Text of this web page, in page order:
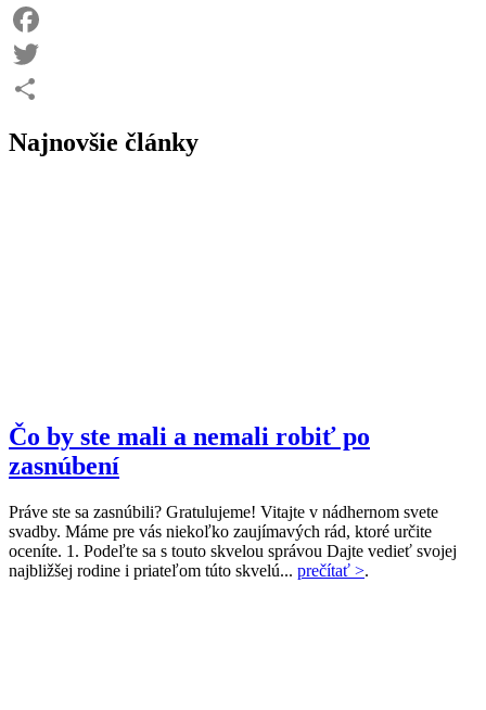
Facebook
Twitter
Najnovšie články
Čo by ste mali a nemali robiť po
zasnúbení
Práve ste sa zasnúbili? Gratulujeme! Vitajte v nádhernom svete
svadby. Máme pre vás niekoľko zaujímavých rád, ktoré určite
oceníte. 1. Podeľte sa s touto skvelou správou Dajte vedieť svojej
najbližšej rodine i priateľom túto skvelú... prečítať >.